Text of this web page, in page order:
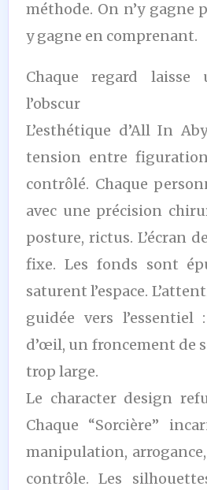
méthode. On n’y gagne
y gagne en comprenant.
Chaque regard laisse
l’obscur
L’esthétique d’All In
tension entre
contrôlé. Chaque
avec une précision
posture, rictus. L’écran
fixe. Les fonds sont
saturent l’espace.
guidée vers
d’œil, un froncement de
trop large.
Le character design
Chaque “Sorcière”
manipulation,
contrôle. Les